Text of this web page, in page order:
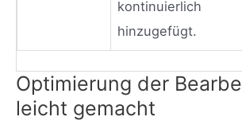
kontinuierlich
hinzugefügt.
Optimierung der
leicht gemacht